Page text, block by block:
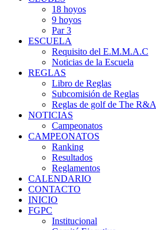
18 hoyos
9 hoyos
Par 3
ESCUELA
Requisito del E.M.M.A.C
Noticias de la Escuela
REGLAS
Libro de Reglas
Subcomisión de Reglas
Reglas de golf de The R&A
NOTICIAS
Campeonatos
CAMPEONATOS
Ranking
Resultados
Reglamentos
CALENDARIO
CONTACTO
INICIO
FGPC
Institucional